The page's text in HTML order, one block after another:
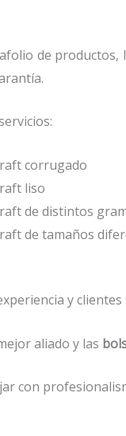
de productos,
corrugado
liso
de distintos
de tamaños
y clientes
aliado y las
con